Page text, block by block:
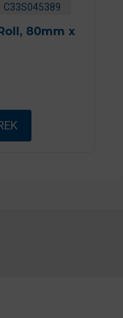
C33S045389
80mm x